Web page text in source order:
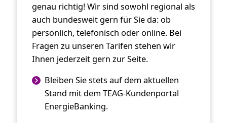
genau richtig! Wir sind sowohl regional als
auch bundesweit gern für Sie da: ob
persönlich, telefonisch oder online. Bei
Fragen zu unseren Tarifen stehen wir
Ihnen jederzeit gern zur Seite.
Bleiben Sie stets auf dem aktuellen
Stand mit dem TEAG-Kundenportal
EnergieBanking.